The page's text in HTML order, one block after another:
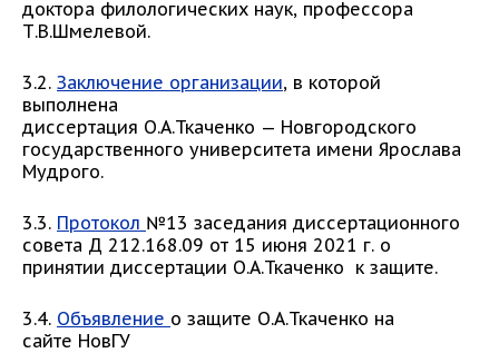
доктора филологических наук, профессора
Т.В.Шмелевой.
3.2. Заключение организации, в которой
выполнена
диссертация О.А.Ткаченко — Новгородского
государственного университета имени Ярослава
Мудрого.
3.3. Протокол №13 заседания диссертационного
совета Д 212.168.09 от 15 июня 2021 г. о
принятии диссертации О.А.Ткаченко к защите.
3.4. Объявление о защите О.А.Ткаченко на
сайте НовГУ